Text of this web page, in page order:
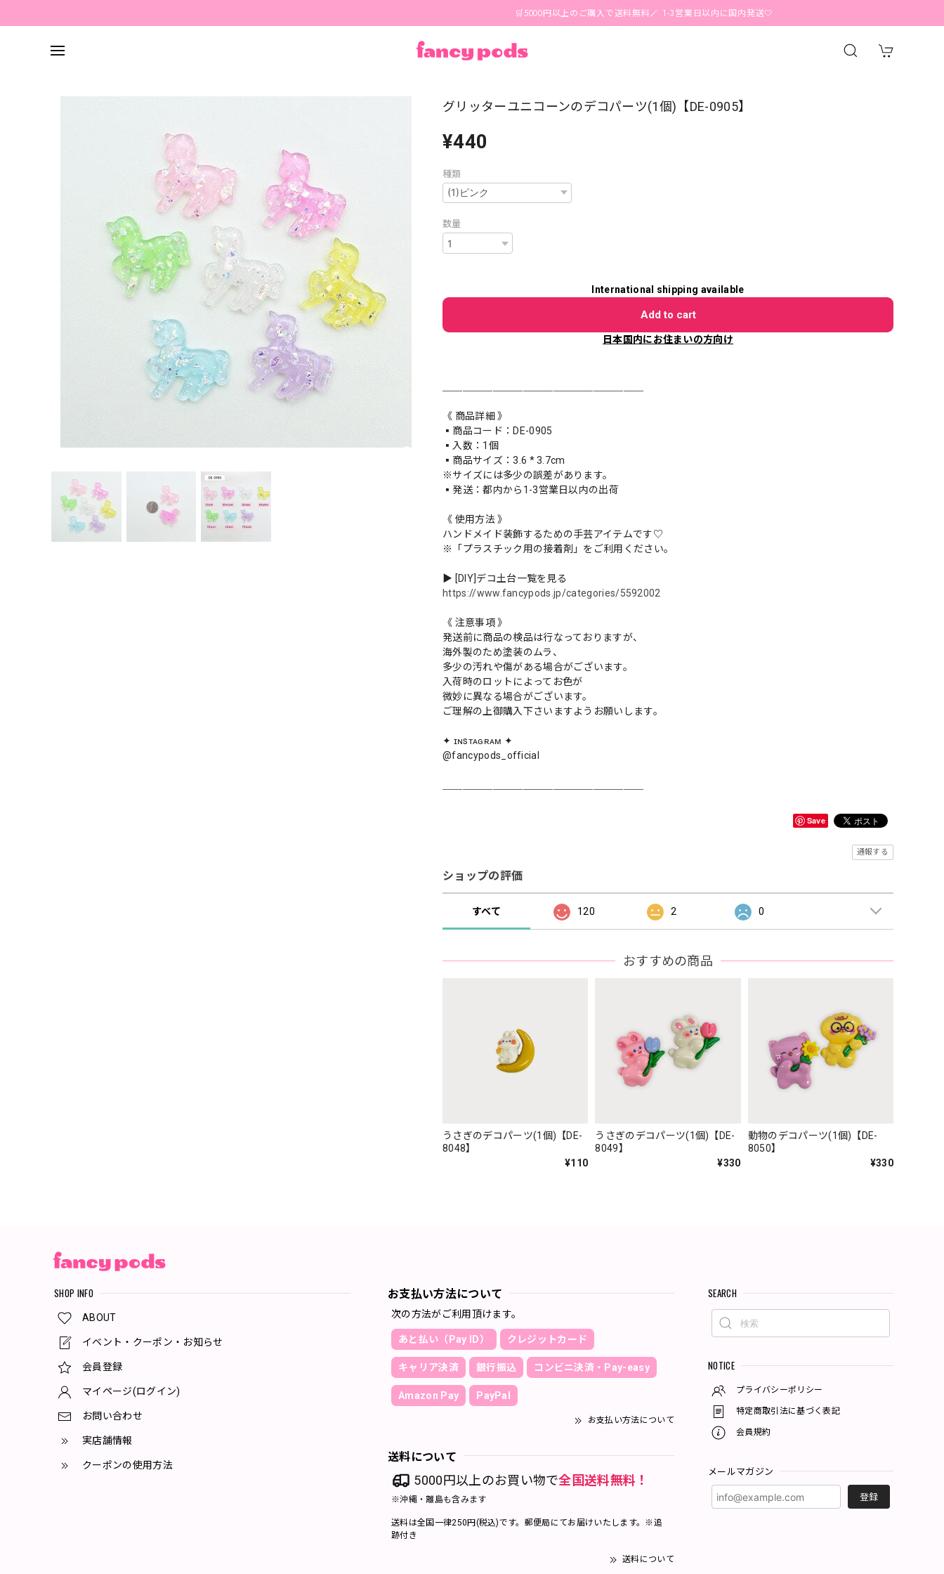
🛒5000円以上のご購入で送料無料🪄 1-3営業日以内に国内発送🤍
グリッターユニコーンのデコパーツ(1個)【DE-0905】
¥440
種類
数量
International shipping available
Add to cart
日本国内にお住まいの方向け
《 商品詳細 》
▪️商品コード：DE-0905
▪️入数：1個
▪️商品サイズ：3.6 * 3.7cm
※サイズには多少の誤差があります。
▪️発送：都内から1-3営業日以内の出荷
《 使用方法 》
ハンドメイド装飾するための手芸アイテムです♡
※「プラスチック用の接着剤」をご利用ください。
▶︎ [DIY]デコ土台一覧を見る
https://www.fancypods.jp/categories/5592002
《 注意事項 》
発送前に商品の検品は行なっておりますが、
海外製のため塗装のムラ、
多少の汚れや傷がある場合がございます。
入荷時のロットによってお色が
微妙に異なる場合がございます。
ご理解の上御購入下さいますようお願いします。
✦ ɪɴsᴛᴀɢʀᴀᴍ ✦
@fancypods_official
Save
通報する
ショップの評価
すべて 120 2 0
おすすめの商品
うさぎのデコパーツ(1個)【DE-
8048】
¥110
うさぎのデコパーツ(1個)【DE-
8049】
¥330
動物のデコパーツ(1個)【DE-
8050】
¥330
SHOP INFO
ABOUT
イベント・クーポン・お知らせ
会員登録
マイページ(ログイン)
お問い合わせ
実店舗情報
クーポンの使用方法
お支払い方法について
次の方法がご利用頂けます。
あと払い（Pay ID） クレジットカード
キャリア決済 銀行振込 コンビニ決済・Pay-easy
Amazon Pay PayPal
お支払い方法について
送料について
5000円以上のお買い物で全国送料無料！
※沖縄・離島も含みます
送料は全国一律250円(税込)です。郵便局にてお届けいたします。※追
跡付き
送料について
SEARCH
NOTICE
プライバシーポリシー
特定商取引法に基づく表記
会員規約
メールマガジン
登録